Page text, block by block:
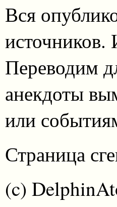
Вся
источников.
Переводим
анекдоты
или
Страница
(c)